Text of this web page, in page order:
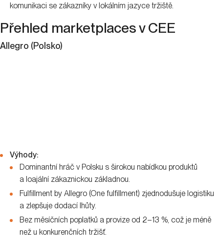
komunikaci se zákazníky v lokálním jazyce tržiště.
Přehled marketplaces v CEE
Allegro (Polsko)
Výhody:
Dominantní hráč v Polsku s širokou nabídkou produktů
a loajální zákaznickou základnou.
Fulfillment by Allegro (One fulfillment) zjednodušuje logistiku
a zlepšuje dodací lhůty.
Bez měsíčních poplatků a provize od 2–13 %, což je méně
než u konkurenčních tržišť.